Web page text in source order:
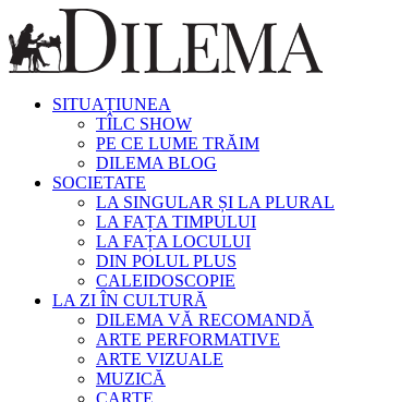
SITUAȚIUNEA
TÎLC SHOW
PE CE LUME TRĂIM
DILEMA BLOG
SOCIETATE
LA SINGULAR ȘI LA PLURAL
LA FAȚA TIMPULUI
LA FAȚA LOCULUI
DIN POLUL PLUS
CALEIDOSCOPIE
LA ZI ÎN CULTURĂ
DILEMA VĂ RECOMANDĂ
ARTE PERFORMATIVE
ARTE VIZUALE
MUZICĂ
CARTE